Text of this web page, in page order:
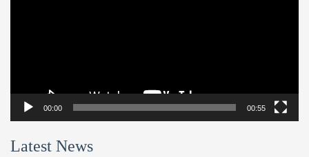
00:00 00:55
Latest News